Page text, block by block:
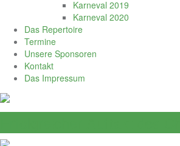
Karneval 2019
Karneval 2020
Das Repertoire
Termine
Unsere Sponsoren
Kontakt
Das Impressum